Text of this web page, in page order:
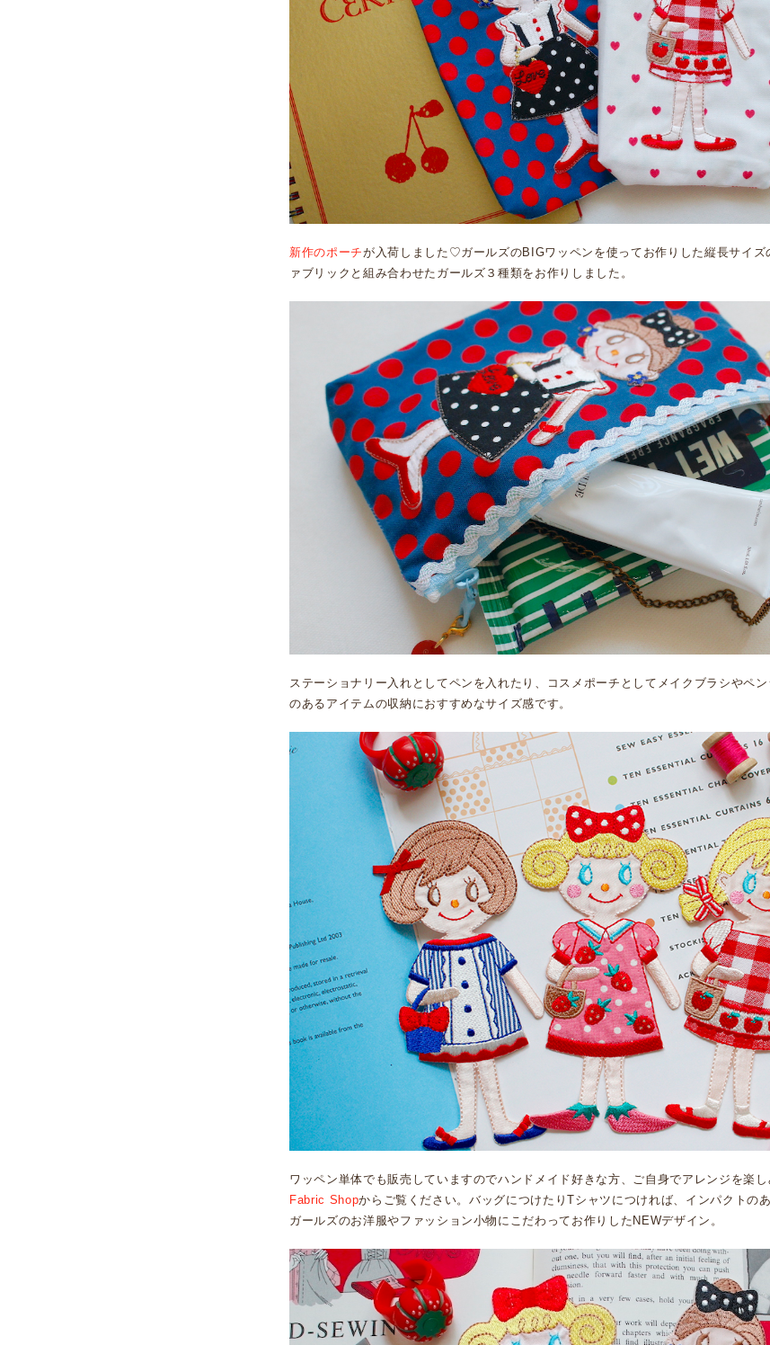
新作のポーチが入荷しました♡ガールズのBIGワッペンを使ってお作りした縦長サイズ
ァブリックと組み合わせたガールズ３種類をお作りしました。
ステーショナリー入れとしてペンを入れたり、コスメポーチとしてメイクブラシやペ
のあるアイテムの収納におすすめなサイズ感です。
ワッペン単体でも販売していますのでハンドメイド好きな方、ご自身でアレンジを楽
Fabric Shopからご覧ください。バッグにつけたりTシャツにつければ、インパクトの
ガールズのお洋服やファッション小物にこだわってお作りしたNEWデザイン。